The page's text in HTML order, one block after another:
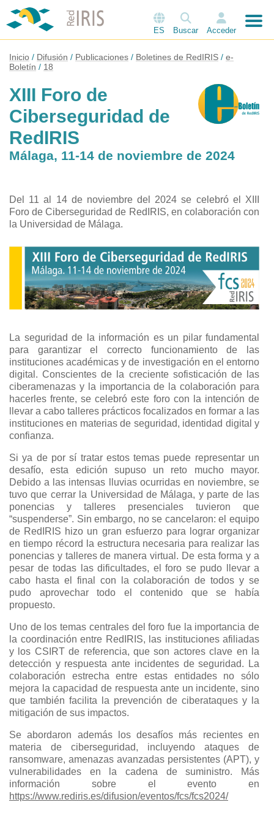
ES Buscar Acceder
Inicio Difusión Publicaciones Boletines de RedIRIS
e-
Boletín
18
XIII Foro de
Ciberseguridad de
RedIRIS
Málaga, 11-14 de noviembre de 2024
Del 11 al 14 de noviembre del 2024 se celebró el XIII
Foro de Ciberseguridad de RedIRIS, en colaboración con
la Universidad de Málaga.
La seguridad de la información es un pilar fundamental
para garantizar el correcto funcionamiento de las
instituciones académicas y de investigación en el entorno
digital. Conscientes de la creciente sofisticación de las
ciberamenazas y la importancia de la colaboración para
hacerles frente, se celebró este foro con la intención de
llevar a cabo talleres prácticos focalizados en formar a las
instituciones en materias de seguridad, identidad digital y
confianza.
Si ya de por sí tratar estos temas puede representar un
desafío, esta edición supuso un reto mucho mayor.
Debido a las intensas lluvias ocurridas en noviembre, se
tuvo que cerrar la Universidad de Málaga, y parte de las
ponencias y talleres presenciales tuvieron que
“suspenderse”. Sin embargo, no se cancelaron: el equipo
de RedIRIS hizo un gran esfuerzo para lograr organizar
en tiempo récord la estructura necesaria para realizar las
ponencias y talleres de manera virtual. De esta forma y a
pesar de todas las dificultades, el foro se pudo llevar a
cabo hasta el final con la colaboración de todos y se
pudo aprovechar todo el contenido que se había
propuesto.
Uno de los temas centrales del foro fue la importancia de
la coordinación entre RedIRIS, las instituciones afiliadas
y los CSIRT de referencia, que son actores clave en la
detección y respuesta ante incidentes de seguridad. La
colaboración estrecha entre estas entidades no sólo
mejora la capacidad de respuesta ante un incidente, sino
que también facilita la prevención de ciberataques y la
mitigación de sus impactos.
Se abordaron además los desafíos más recientes en
materia de ciberseguridad, incluyendo ataques de
ransomware, amenazas avanzadas persistentes (APT), y
vulnerabilidades en la cadena de suministro. Más
información sobre el evento en
https://www.rediris.es/difusion/eventos/fcs/fcs2024/